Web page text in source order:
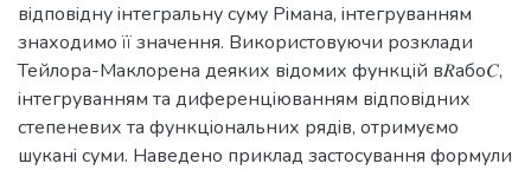
вiдповiдну iнтегральну суму Рiмана, iнтегруванням
знаходимо її значення. Використовуючи розклади
Тейлора-Маклорена деяких вiдомих функцiй в𝑅або𝐶,
iнтегруванням та диференцiюванням вiдповiдних
степеневих та функцiональних рядiв, отримуємо
шуканi суми. Наведено приклад застосування формули